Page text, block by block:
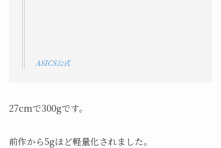
ASICS公式
27cmで300gです。
前作から5gほど軽量化されました。